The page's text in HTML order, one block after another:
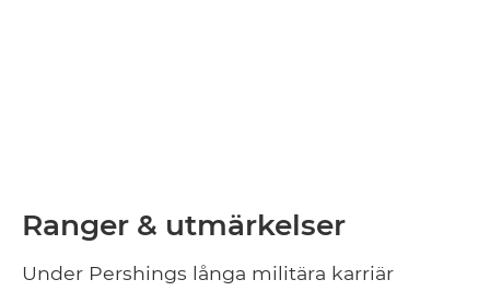
Ranger & utmärkelser
Under Pershings långa militära karriär